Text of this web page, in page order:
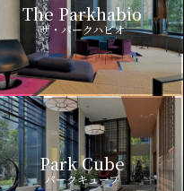
The Parkhabio
ザ・パークハビオ
Park Cube
パークキューブ